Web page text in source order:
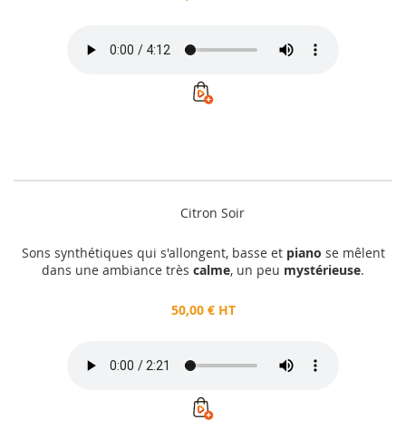
Citron Soir
Sons synthétiques qui s'allongent, basse et piano se mêlent
dans une ambiance très calme, un peu mystérieuse.
50,00 € HT